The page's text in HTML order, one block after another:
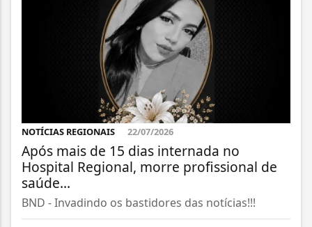
NOTÍCIAS REGIONAIS 22/07/2026
Após mais de 15 dias internada no
Hospital Regional, morre profissional de
saúde...
BND - Invadindo os bastidores das notícias!!!